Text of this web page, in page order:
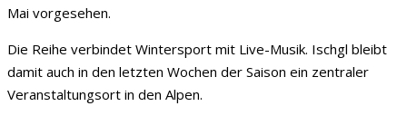
Mai vorgesehen.
Die Reihe verbindet Wintersport mit Live-Musik. Ischgl bleibt
damit auch in den letzten Wochen der Saison ein zentraler
Veranstaltungsort in den Alpen.